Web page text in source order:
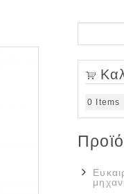
0 Items